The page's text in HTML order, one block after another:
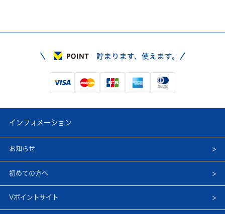
インフォメーション
お知らせ
初めての方へ
Vポイントサイト